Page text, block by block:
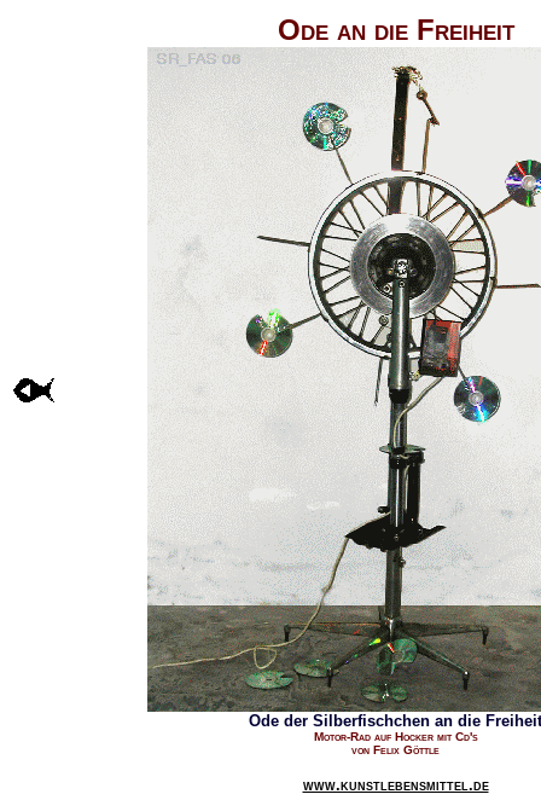
Ode an die Freiheit
Ode der Silberfischchen an die Freiheit
Motor-Rad auf Hocker mit Cd's
von Felix Göttle
www.kunstlebensmittel.de